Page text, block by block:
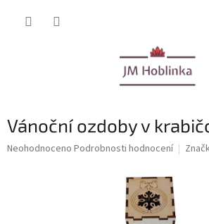
Vánoční ozdoby v
Průměrné
Neohodnoceno Podrobnosti hodnocení